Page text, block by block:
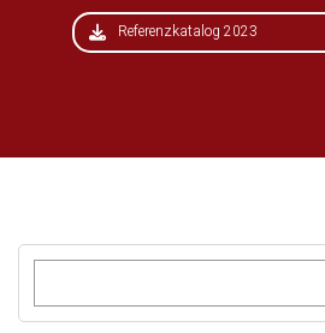
Referenzkatalog 2023
S
c